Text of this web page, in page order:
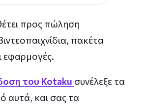
προς πώληση
πακέτα
εφαρμογές.
του Kotaku συνέλεξε τα
αυτά, και σας τα